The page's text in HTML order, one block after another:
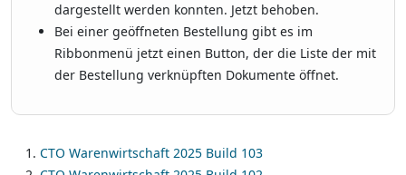
dargestellt werden konnten. Jetzt behoben.
Bei einer geöffneten Bestellung gibt es im
Ribbonmenü jetzt einen Button, der die Liste der mit
der Bestellung verknüpften Dokumente öffnet.
CTO Warenwirtschaft 2025 Build 103